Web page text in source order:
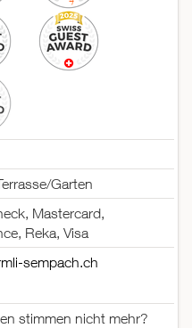
Garten
Mastercard,
Reka, Visa
sempach.ch
stimmen nicht mehr?